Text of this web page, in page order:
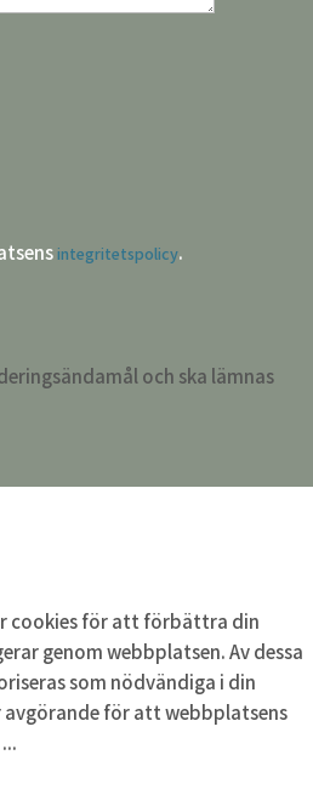
integritetspolicy.
och ska lämnas
cookies för att förbättra din
genom webbplatsen. Av dessa
som nödvändiga i din
avgörande för att webbplatsens
...